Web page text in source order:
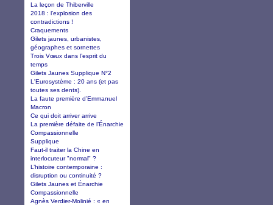
La leçon de Thiberville
2018 : l’explosion des
contradictions !
Craquements
Gilets jaunes, urbanistes,
géographes et sornettes
Trois Vœux dans l’esprit du
temps
Gilets Jaunes Supplique N°2
L'Eurosystème : 20 ans (et pas
toutes ses dents).
La faute première d’Emmanuel
Macron
Ce qui doit arriver arrive
La première défaite de l’Énarchie
Compassionnelle
Supplique
Faut-il traiter la Chine en
interlocuteur "normal" ?
L’histoire contemporaine :
disruption ou continuité ?
Gilets Jaunes et Énarchie
Compassionnelle
Agnès Verdier-Molinié : « en